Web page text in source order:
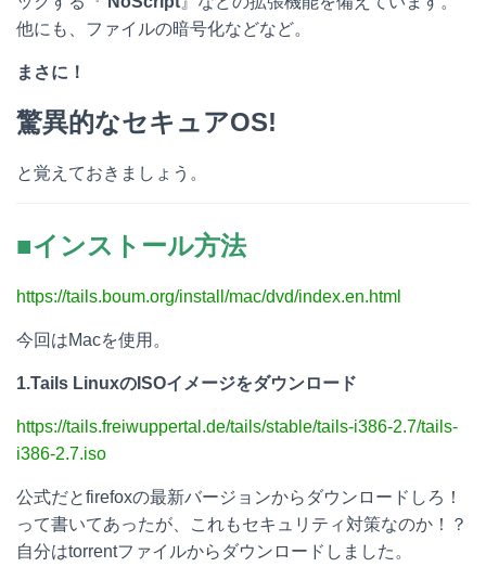
他にも、ファイルの暗号化などなど。
まさに！
驚異的なセキュアOS!
と覚えておきましょう。
■インストール方法
https://tails.boum.org/install/mac/dvd/index.en.html
今回はMacを使用。
1.Tails LinuxのISOイメージをダウンロード
https://tails.freiwuppertal.de/tails/stable/tails-i386-2.7/tails-
i386-2.7.iso
公式だとfirefoxの最新バージョンからダウンロードしろ！
って書いてあったが、これもセキュリティ対策なのか！？
自分はtorrentファイルからダウンロードしました。